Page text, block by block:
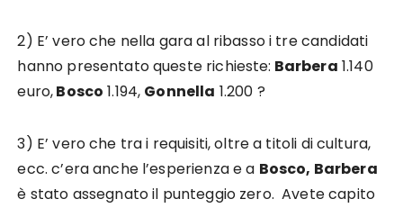
2) E’ vero che nella gara al ribasso i tre candidati
hanno presentato queste richieste: Barbera 1.140
euro,Bosco 1.194, Gonnella 1.200 ?
3) E’ vero che tra i requisiti, oltre a titoli di cultura,
ecc. c’era anche l’esperienza e a Bosco, Barbera
è stato assegnato il punteggio zero. Avete capito